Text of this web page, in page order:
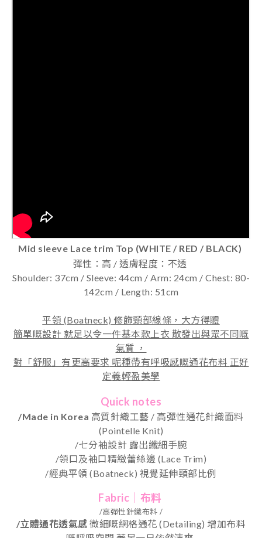
Mid sleeve Lace trim Top (WHITE / RED / BLACK)
彈性：高 / 透膚程度：不透
Shoulder: 37cm / Sleeve: 44cm / Arm: 24cm / Chest: 80-
142cm / Length: 51cm
平領 (Boatneck) 修飾頸部線條，大方得體
簡單嘅設計 就足以令一件基本款上衣 散發出與眾不同嘅
氣質 ，
對「舒服」有更高要求 呢種帶有呼吸感嘅通花布料 正好
定義輕盈美學
Quick notes
/Made in Korea 高質針織工藝 / 高彈性通花針織面料
(Pointelle Knit)
/七分袖設計 露出纖細手腕
/領口及袖口精緻蕾絲邊 (Lace Trim)
/經典平領 (Boatneck) 視覺延伸頸部比例
Fabric｜布料
/高彈性針織布料 /
/立體通花透氣感 微細嘅網格通花 (Detailing) 增加布料